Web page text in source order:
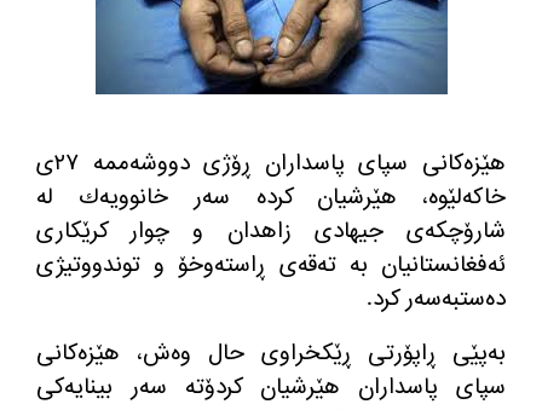
هێزه‌كانی سپای پاسداران ڕۆژی دووشه‌ممه‌ ٢٧ی
خاكه‌لێوه‌، هێرشیان كرده‌ سه‌ر خانوویه‌ك له‌
شارۆچكه‌ی جیهادی زاهدان و چوار كرێكاری
ئه‌فغانستانیان به‌ ته‌قه‌ی ڕاسته‌وخۆ و توندووتیژی
ده‌ستبه‌سه‌ر كرد.
به‌پێی ڕاپۆرتی ڕێكخراوی حال وه‌ش، هێزه‌كانی
سپای پاسداران هێرشیان كردۆته‌ سه‌ر بینایه‌كی